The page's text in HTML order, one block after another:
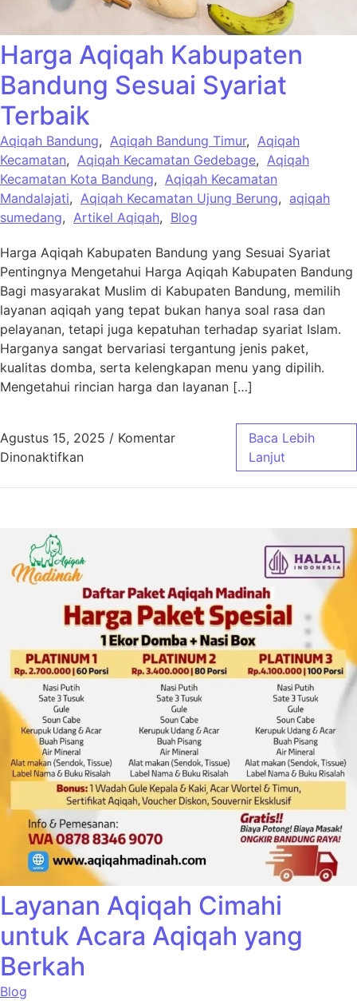
Harga Aqiqah Kabupaten
Bandung Sesuai Syariat
Terbaik
Aqiqah Bandung, Aqiqah Bandung Timur, Aqiqah
Kecamatan, Aqiqah Kecamatan Gedebage, Aqiqah
Kecamatan Kota Bandung, Aqiqah Kecamatan
Mandalajati, Aqiqah Kecamatan Ujung Berung, aqiqah
sumedang, Artikel Aqiqah, Blog
Harga Aqiqah Kabupaten Bandung yang Sesuai Syariat
Pentingnya Mengetahui Harga Aqiqah Kabupaten Bandung
Bagi masyarakat Muslim di Kabupaten Bandung, memilih
layanan aqiqah yang tepat bukan hanya soal rasa dan
pelayanan, tetapi juga kepatuhan terhadap syariat Islam.
Harganya sangat bervariasi tergantung jenis paket,
kualitas domba, serta kelengkapan menu yang dipilih.
Mengetahui rincian harga dan layanan […]
Agustus 15, 2025 / Komentar
Dinonaktifkanpada Harga Aqiqah Kabupaten Bandung
Baca Lebih
Lanjut
Layanan Aqiqah Cimahi
untuk Acara Aqiqah yang
Berkah
Blog